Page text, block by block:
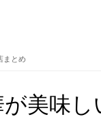
まとめ
美味